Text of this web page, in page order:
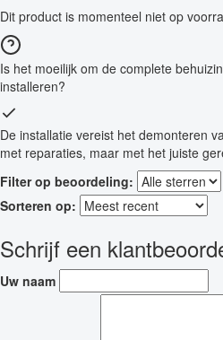
Dit product is momenteel niet op
Is het moeilijk om de complete
installeren?
De installatie vereist het demonteren
met reparaties, maar met het juiste
Filter op beoordeling:
Sorteren op:
Schrijf een
Uw naam